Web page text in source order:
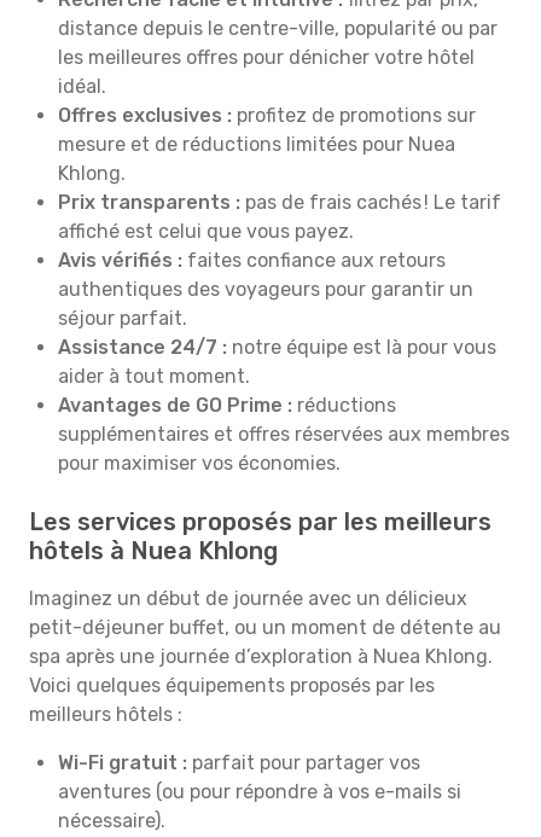
distance depuis le centre-ville, popularité ou par
les meilleures offres pour dénicher votre hôtel
idéal.
Offres exclusives : profitez de promotions sur
mesure et de réductions limitées pour Nuea
Khlong.
Prix transparents : pas de frais cachés ! Le tarif
affiché est celui que vous payez.
Avis vérifiés : faites confiance aux retours
authentiques des voyageurs pour garantir un
séjour parfait.
Assistance 24/7 : notre équipe est là pour vous
aider à tout moment.
Avantages de GO Prime : réductions
supplémentaires et offres réservées aux membres
pour maximiser vos économies.
Les services proposés par les meilleurs
hôtels à Nuea Khlong
Imaginez un début de journée avec un délicieux
petit-déjeuner buffet, ou un moment de détente au
spa après une journée d’exploration à Nuea Khlong.
Voici quelques équipements proposés par les
meilleurs hôtels :
Wi-Fi gratuit : parfait pour partager vos
aventures (ou pour répondre à vos e-mails si
nécessaire).